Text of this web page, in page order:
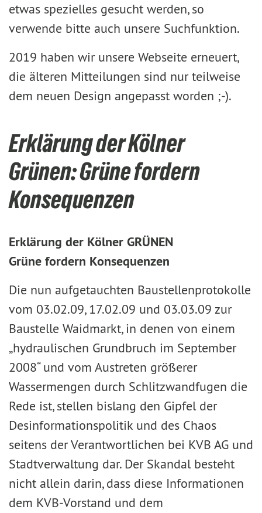
etwas spezielles gesucht werden, so
verwende bitte auch unsere Suchfunktion.
2019 haben wir unsere Webseite erneuert,
die älteren Mitteilungen sind nur teilweise
dem neuen Design angepasst worden ;-).
Erklärung der Kölner
Grünen: Grüne fordern
Konsequenzen
Erklärung der Kölner GRÜNEN
Grüne fordern Konsequenzen
Die nun aufgetauchten Baustellenprotokolle
vom 03.02.09, 17.02.09 und 03.03.09 zur
Baustelle Waidmarkt, in denen von einem
„hydraulischen Grundbruch im September
2008“ und vom Austreten größerer
Wassermengen durch Schlitzwandfugen die
Rede ist, stellen bislang den Gipfel der
Desinformationspolitik und des Chaos
seitens der Verantwortlichen bei KVB AG und
Stadtverwaltung dar. Der Skandal besteht
nicht allein darin, dass diese Informationen
dem KVB-Vorstand und dem